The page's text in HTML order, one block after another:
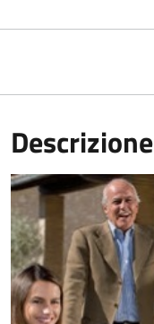
Descrizione